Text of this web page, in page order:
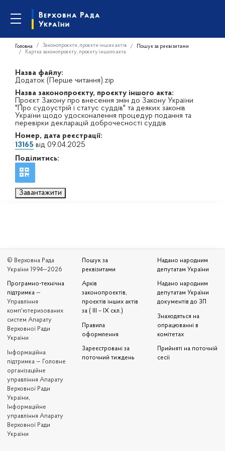
Головна Законопроєкти, проєкти інших актів
Пошук за реквізитами
Картка законопроєкту, проєкту іншого акта
Назва файлу:
Додаток (Перше читання).zip
Назва законопроєкту, проєкту іншого акта:
Проєкт Закону про внесення змін до Закону України
"Про судоустрій і статус суддів" та деяких законів
України щодо удосконалення процедур подання та
перевірки декларацій доброчесності суддів
Номер, дата реєстрації:
13165 від 09.04.2025
Поділитись:
Завантажити
© Верховна Рада
України 1994—2026
Програмно-технічна
підтримка —
Управління
комп'ютеризованих
систем Апарату
Верховної Ради
України
Iнформаційна
підтримка — Головне
організаційне
управління Апарату
Верховної Ради
України,
Інформаційне
управління Апарату
Верховної Ради
України
Пошук за
реквізитами
Архів
законопроєктів,
проєктів інших актів
за ( III – IX скл.)
Правила
оформлення
Зареєстровані за
поточний тиждень
Надано народним
депутатам України
Надано народним
депутатам України
документів до ЗП
Знаходяться на
опрацюванні в
комітетах
Прийняті на поточній
сесії